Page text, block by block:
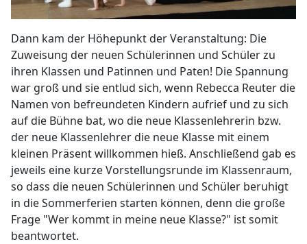
Dann kam der Höhepunkt der Veranstaltung: Die
Zuweisung der neuen Schülerinnen und Schüler zu
ihren Klassen und Patinnen und Paten! Die Spannung
war groß und sie entlud sich, wenn Rebecca Reuter die
Namen von befreundeten Kindern aufrief und zu sich
auf die Bühne bat, wo die neue Klassenlehrerin bzw.
der neue Klassenlehrer die neue Klasse mit einem
kleinen Präsent willkommen hieß. Anschließend gab es
jeweils eine kurze Vorstellungsrunde im Klassenraum,
so dass die neuen Schülerinnen und Schüler beruhigt
in die Sommerferien starten können, denn die große
Frage "Wer kommt in meine neue Klasse?" ist somit
beantwortet.